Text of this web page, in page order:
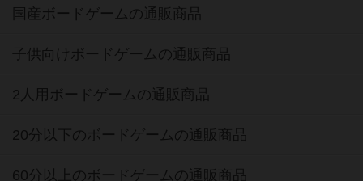
国産ボードゲームの通販商品
子供向けボードゲームの通販商品
2人用ボードゲームの通販商品
20分以下のボードゲームの通販商品
60分以上のボードゲームの通販商品